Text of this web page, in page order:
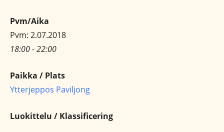
Pvm/Aika
Pvm: 2.07.2018
18:00 - 22:00
Paikka / Plats
Ytterjeppos Paviljong
Luokittelu / Klassificering